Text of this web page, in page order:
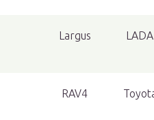
Largus LADA
RAV4